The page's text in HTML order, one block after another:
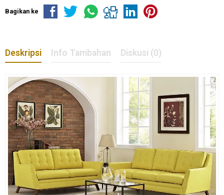
Bagikan ke
Deskripsi Info Tambahan Diskusi (0)